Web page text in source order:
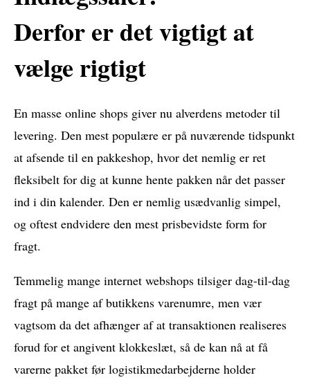
Derfor er det vigtigt at
vælge rigtigt
En masse online shops giver nu alverdens metoder til
levering. Den mest populære er på nuværende tidspunkt
at afsende til en pakkeshop, hvor det nemlig er ret
fleksibelt for dig at kunne hente pakken når det passer
ind i din kalender. Den er nemlig usædvanlig simpel,
og oftest endvidere den mest prisbevidste form for
fragt.
Temmelig mange internet webshops tilsiger dag-til-dag
fragt på mange af butikkens varenumre, men vær
vagtsom da det afhænger af at transaktionen realiseres
forud for et angivent klokkeslæt, så de kan nå at få
varerne pakket før logistikmedarbejderne holder